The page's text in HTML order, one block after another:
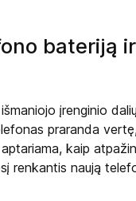
bateriją
įrenginio
praranda
kaip
renkantis naują